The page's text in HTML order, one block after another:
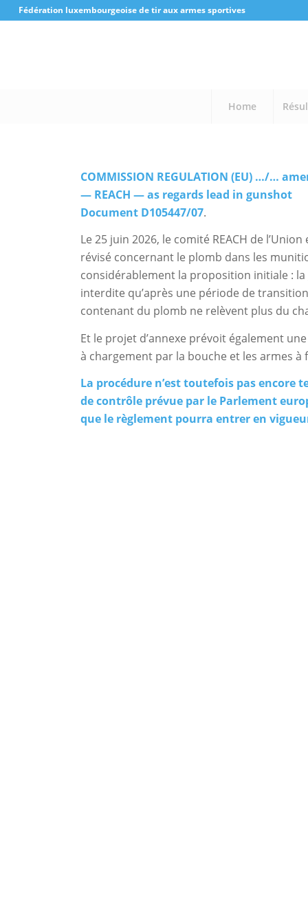
Fédération luxembourgeoise de tir aux armes sportives
Home
COMMISSION REGULATION (EU) …/…
— REACH — as regards lead in gunshot
Document D105447/07.
Le 25 juin 2026, le comité REACH de
révisé concernant le plomb dans les
considérablement la proposition initiale :
interdite qu’après une période de
contenant du plomb ne relèvent plus du
Et le projet d’annexe prévoit également
à chargement par la bouche et les armes
La procédure n’est toutefois pas encore
de contrôle prévue par le Parlement
que le règlement pourra entrer en